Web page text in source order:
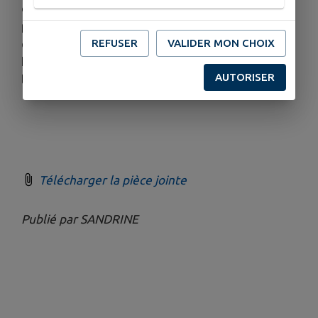
du 18e siècle à ceux de nos grands-parents,
parents et jusqu'aux nôtres..., cette nouvelle
exposition temporaire complétant
harmonieusement l'exposition permanente sur
Télécharger la pièce jointe
Publié par SANDRINE
REFUSER VALIDER MON CHOIX
AUTORISER